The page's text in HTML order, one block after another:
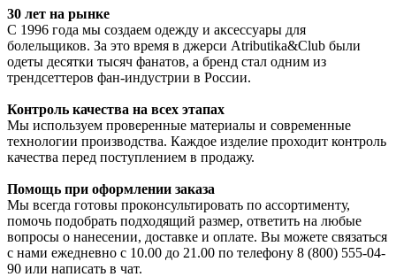
30 лет на рынке
С 1996 года мы создаем одежду и аксессуары для
болельщиков. За это время в джерси Atributika&Club были
одеты десятки тысяч фанатов, а бренд стал одним из
трендсеттеров фан-индустрии в России.
Контроль качества на всех этапах
Мы используем проверенные материалы и современные
технологии производства. Каждое изделие проходит контроль
качества перед поступлением в продажу.
Помощь при оформлении заказа
Мы всегда готовы проконсультировать по ассортименту,
помочь подобрать подходящий размер, ответить на любые
вопросы о нанесении, доставке и оплате. Вы можете связаться
с нами ежедневно с 10.00 до 21.00 по телефону 8 (800) 555-04-
90 или написать в чат.